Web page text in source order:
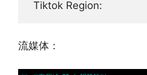
流媒体：